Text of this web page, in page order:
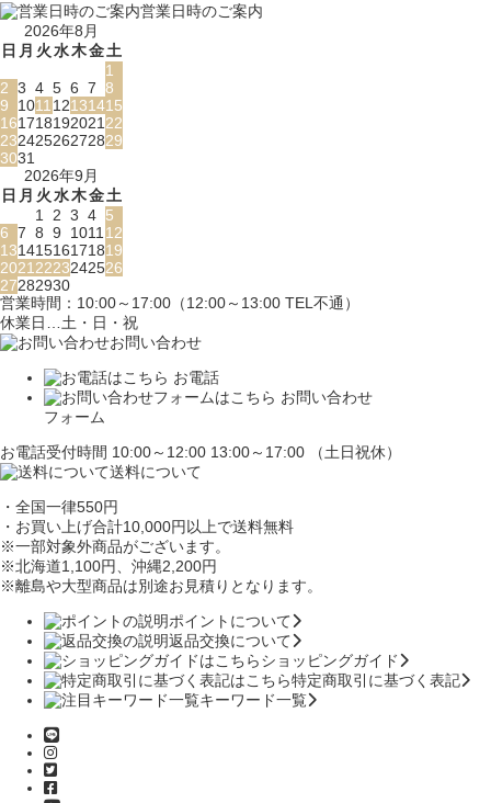
営業日時のご案内
2026年8月
日 月 火水木金土
1
2 3 4 5 6 7 8
9
1011 12131415
161718192021 22
23242526272829
3031
2026年9月
日 月 火水木金土
1
2 3 4 5
6 7 8 9 1011 12
13141516171819
2021 2223242526
27282930
営業時間：10:00～17:00（12:00～13:00 TEL不通）
休業日…土・日・祝
お問い合わせ
お電話
お問い合わせ
フォーム
お電話受付時間 10:00～12:00 13:00～17:00 （土日祝休）
送料について
・全国一律550円
・お買い上げ合計10,000円 以上で送料無料
※一部対象外商品がございます。
※北海道1,100円
、沖縄2,200円
※離島や大型商品は別途お見積りとなります。
ポイントについて
返品交換について
ショッピングガイド
特定商取引に基づく表記
キーワード一覧